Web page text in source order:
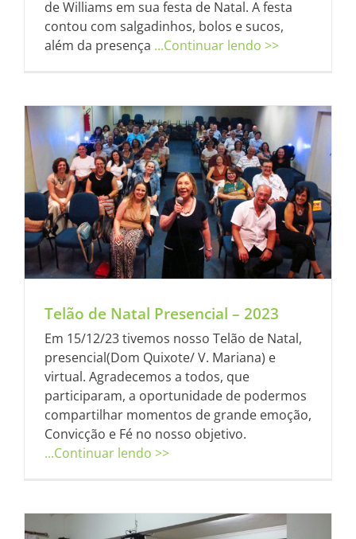
de Williams em sua festa de Natal. A festa
contou com salgadinhos, bolos e sucos,
além da presença ...Continuar lendo >>
Telão de Natal Presencial – 2023
Em 15/12/23 tivemos nosso Telão de Natal,
presencial(Dom Quixote/ V. Mariana) e
virtual. Agradecemos a todos, que
participaram, a oportunidade de podermos
compartilhar momentos de grande emoção,
Convicção e Fé no nosso objetivo.
...Continuar lendo >>